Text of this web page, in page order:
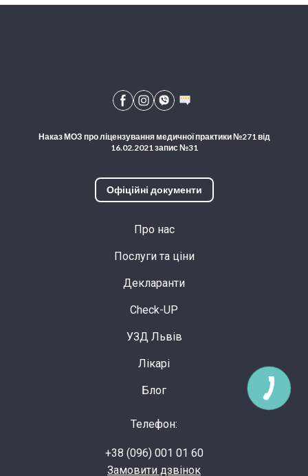
Наказ МОЗ про ліцензування медичної практики №271 від
16.02.2021 запис №31
Офіційні документи
Про нас
Послуги та ціни
Декларанти
Check-UP
УЗД Львів
Лікарі
Блог
Телефон:
+38 (096) 001 01 60
Замовити дзвінок